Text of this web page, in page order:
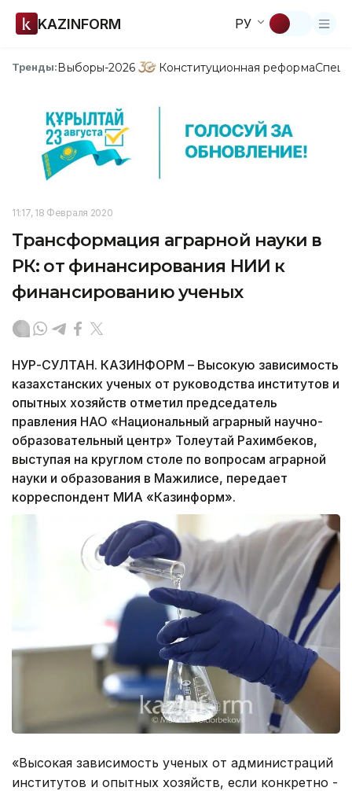
KAZINFORM РУ
Тренды:Выборы-2026 Конституционная реформа
11:17, 18 Февраля 2020
Трансформация аграрной науки в
РК: от финансирования НИИ к
финансированию ученых
НУР-СУЛТАН. КАЗИНФОРМ – Высокую зависимость
казахстанских ученых от руководства институтов и
опытных хозяйств отметил председатель
правления НАО «Национальный аграрный научно-
образовательный центр» Толеутай Рахимбеков,
выступая на круглом столе по вопросам аграрной
науки и образования в Мажилисе, передает
корреспондент МИА «Казинформ».
«Высокая зависимость ученых от администраций
институтов и опытных хозяйств, если конкретно -